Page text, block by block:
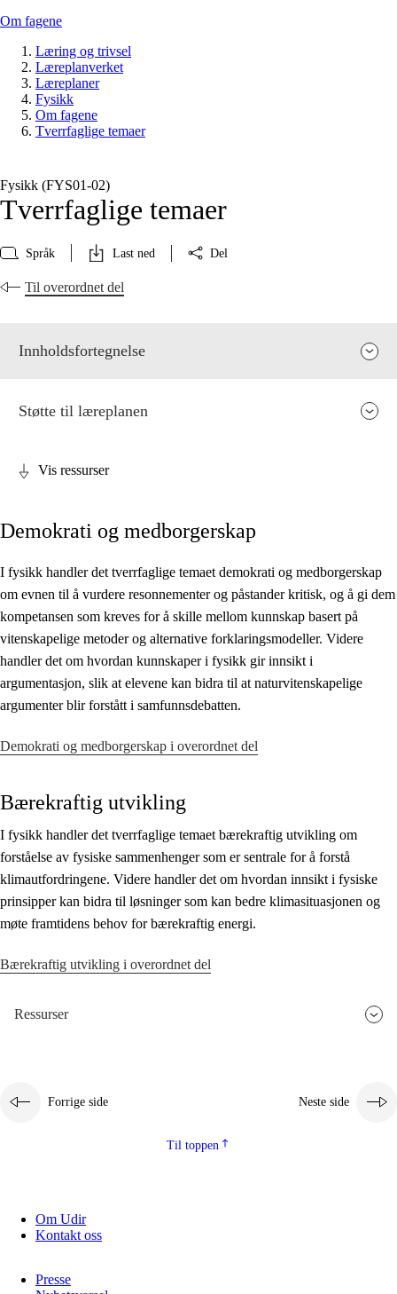
Om fagene
Læring og trivsel
Læreplanverket
Læreplaner
Fysikk
Om fagene
Tverrfaglige temaer
Fysikk (FYS01‑02)
Tverrfaglige temaer
Språk Last ned Del
Til overordnet del
Innholdsfortegnelse
Kjerneelementer
Tverrfaglige temaer
Grunnleggende ferdigheter
Støtte til læreplanen
Vis ressurser
Demokrati og medborgerskap
I fysikk handler det tverrfaglige temaet demokrati og medborgerskap
om evnen til å vurdere resonnementer og påstander kritisk, og å gi dem
kompetansen som kreves for å skille mellom kunnskap basert på
vitenskapelige metoder og alternative forklaringsmodeller. Videre
handler det om hvordan kunnskaper i fysikk gir innsikt i
argumentasjon, slik at elevene kan bidra til at naturvitenskapelige
argumenter blir forstått i samfunnsdebatten.
Demokrati og medborgerskap i overordnet del
Bærekraftig utvikling
I fysikk handler det tverrfaglige temaet bærekraftig utvikling om
forståelse av fysiske sammenhenger som er sentrale for å forstå
klimautfordringene. Videre handler det om hvordan innsikt i fysiske
prinsipper kan bidra til løsninger som kan bedre klimasituasjonen og
møte framtidens behov for bærekraftig energi.
Bærekraftig utvikling i overordnet del
Ressurser
Forrige side Neste side
Til toppen
Om Udir
Kontakt oss
Presse